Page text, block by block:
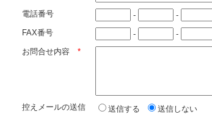
電話番号 -
-
FAX番号
-
-
お問合せ内容 *
控えメールの送信 送信する 送信しない